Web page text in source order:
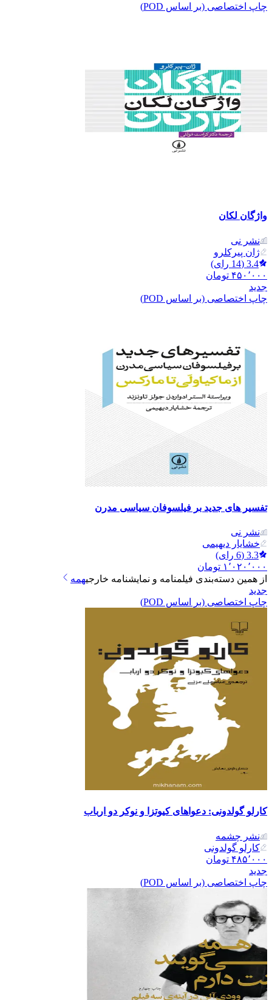
چاپ اختصاصی (بر اساس POD)
واژگان لکان
نشر نی
ژان پیرکلرو
3.4
(
14 رای)
۴۵۰٬۰۰۰ تومان
جدید
چاپ اختصاصی (بر اساس POD)
تفسیر های جدید بر فیلسوفان سیاسی مدرن
نشر نی
خشایار دیهیمی
3.3
(
6 رای)
۱٬۰۲۰٬۰۰۰ تومان
از همین دسته‌بندی فیلمنامه و نمایشنامه خارجیهمه
جدید
چاپ اختصاصی (بر اساس POD)
کارلو گولدونی: دعواهای کیوتزا و نوکر دو ارباب
نشر‌ چشمه
کارلو گولدونی
۴۸۵٬۰۰۰ تومان
جدید
چاپ اختصاصی (بر اساس POD)